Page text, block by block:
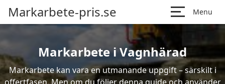
Markarbete-pris.se Menu
Markarbete i Vagnhärad
Markarbete kan vara en utmanande uppgift – särskilt i